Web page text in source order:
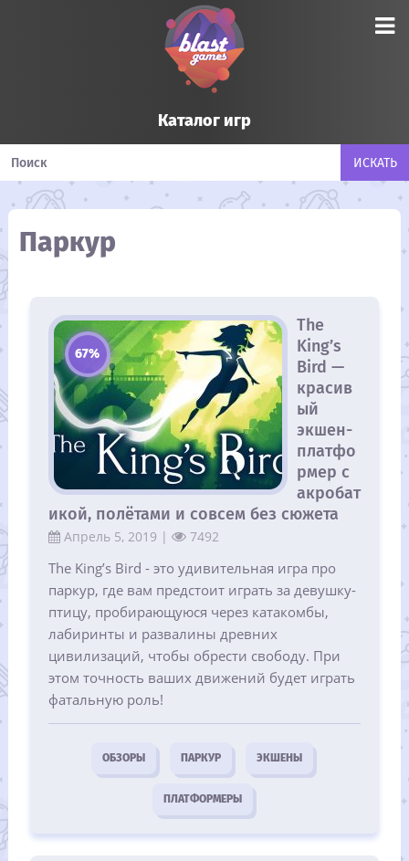
Каталог игр
Паркур
67%
The
King’s
Bird —
красив
ый
экшен-
платфо
рмер с
акробат
икой, полётами и совсем без сюжета
Апрель 5, 2019 | 7492
The King’s Bird - это удивительная игра про
паркур, где вам предстоит играть за девушку-
птицу, пробирающуюся через катакомбы,
лабиринты и развалины древних
цивилизаций, чтобы обрести свободу. При
этом точность ваших движений будет играть
фатальную роль!
ОБЗОРЫ ПАРКУР ЭКШЕНЫ
ПЛАТФОРМЕРЫ